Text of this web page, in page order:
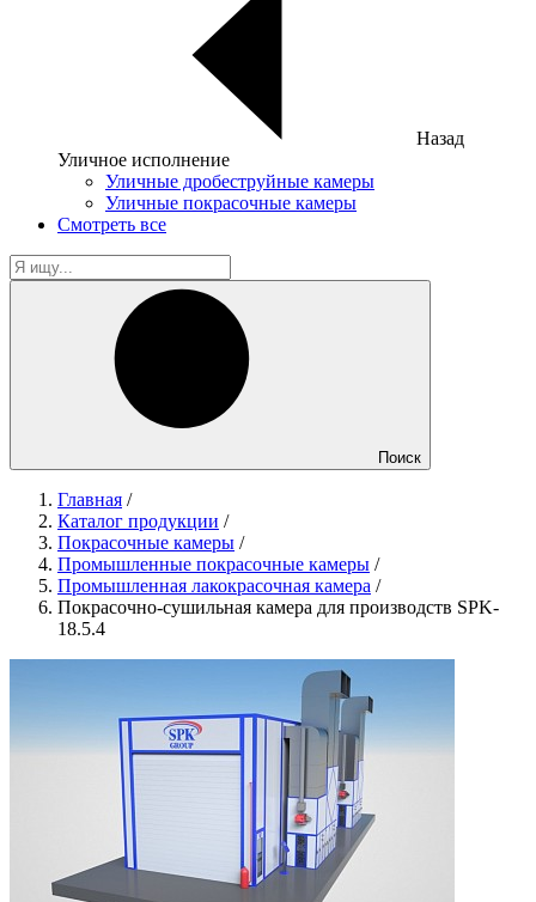
Назад
Уличное исполнение
Уличные дробеструйные камеры
Уличные покрасочные камеры
Смотреть все
Поиск
Главная /
Каталог продукции /
Покрасочные камеры /
Промышленные покрасочные камеры /
Промышленная лакокрасочная камера /
Покрасочно-сушильная камера для производств SPK-
18.5.4